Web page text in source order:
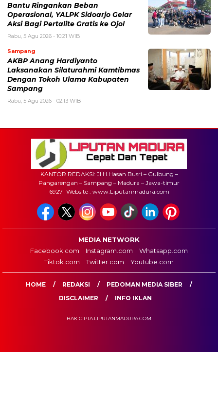
Bantu Ringankan Beban
Operasional, YALPK Sidoarjo Gelar
Aksi Bagi Pertalite Gratis ke Ojol
Rabu, 5 Agu 2026 - 10:21 WIB
Sampang
AKBP Anang Hardiyanto
Laksanakan Silaturahmi Kamtibmas
Dengan Tokoh Ulama Kabupaten
Sampang
Rabu, 5 Agu 2026 - 02:13 WIB
KANTOR REDAKSI: Jl H.Hasan Busri – Gulbung –
Pangarengan – Sampang – Madura – Jawa-timur
69271 Website : www.Liputanmadura.com
MEDIA NETWORK
Facebook.com
Instagram.com
Whatsapp.com
Tiktok.com
Twitter.com Youtube.com
HOME REDAKSI
PEDOMAN MEDIA SIBER
DISCLAIMER
INFO IKLAN
HAK CIPTA:LIPUTANMADURA.COM